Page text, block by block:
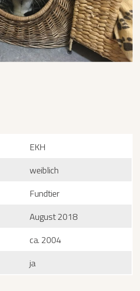
EKH
weiblich
Fundtier
August 2018
ca. 2004
ja